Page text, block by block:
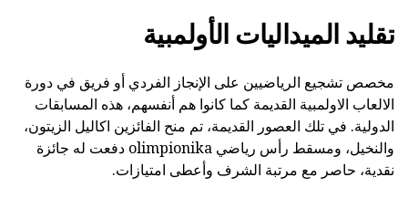
تقليد الميداليات الأولمبية
مخصص تشجيع الرياضيين على الإنجاز الفردي أو فريق في دورة
الالعاب الاولمبية القديمة كما كانوا هم أنفسهم، هذه المسابقات
الدولية. في تلك العصور القديمة، تم منح الفائزين اكاليل الزيتون،
والنخيل، ومسقط رأس رياضي olimpionika دفعت له جائزة
نقدية، حاصر مع مرتبة الشرف وأعطى امتيازات.